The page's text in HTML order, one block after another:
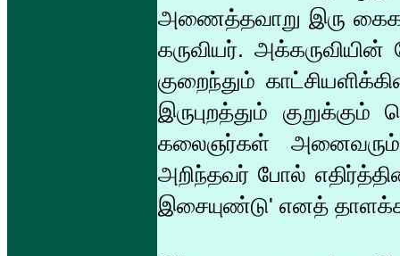
அணைத்தவாறு இரு
கருவியர்.
குறைந்தும்
இருபுறத்தும்
கலைஞர்கள் அனைவரும்
அறிந்தவர் போல்
இசையுண்டு' எனத்